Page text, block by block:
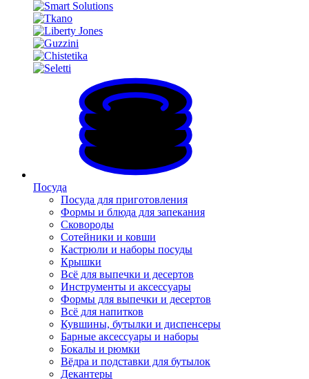
Посуда
Посуда для приготовления
Формы и блюда для запекания
Сковороды
Сотейники и ковши
Кастрюли и наборы посуды
Крышки
Всё для выпечки и десертов
Инструменты и аксессуары
Формы для выпечки и десертов
Всё для напитков
Кувшины, бутылки и диспенсеры
Барные аксессуары и наборы
Бокалы и рюмки
Вёдра и подставки для бутылок
Декантеры